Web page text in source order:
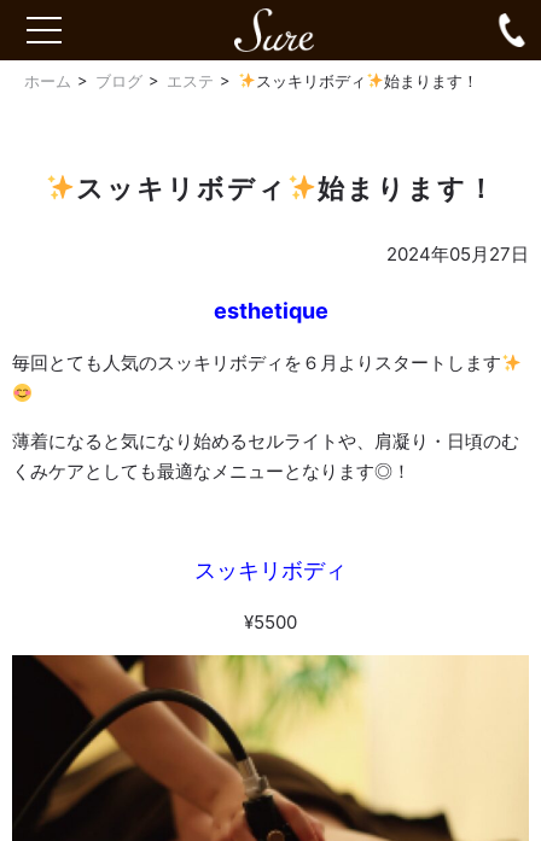
toggle
ホーム ブログ エステ スッキリボディ 始まります！
スッキリボディ 始まります！
2024年05月27日
esthetique
毎回とても人気のスッキリボディを６月よりスタートします
薄着になると気になり始めるセルライトや、肩凝り・日頃のむ
くみケアとしても最適なメニューとなります◎！
スッキリボディ
¥5500